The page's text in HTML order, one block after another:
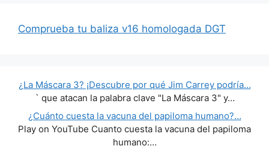
Comprueba tu baliza v16 homologada DGT
¿La Máscara 3? ¡Descubre por qué Jim Carrey podría…
` que atacan la palabra clave "La Máscara 3" y…
¿Cuánto cuesta la vacuna del papiloma humano?…
Play on YouTube Cuanto cuesta la vacuna del papiloma
humano:…